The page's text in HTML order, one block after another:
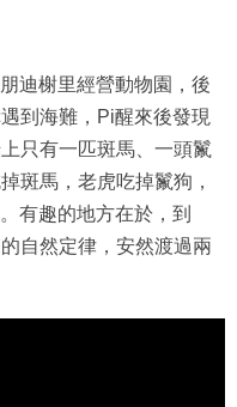
迪榭里經營動物園，後
到海難，Pi醒來後發現
只有一匹斑馬、一頭鬣
斑馬，老虎吃掉鬣狗，
有趣的地方在於，到
自然定律，安然渡過兩